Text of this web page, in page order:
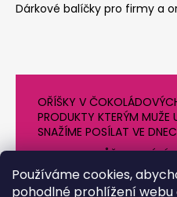
Používáme cookies,
pohodlné prohlížení
Dárkové balíčky pro firmy a
OŘÍŠKY V
PRODUKTY KTERÝM MUŽE
SNAŽÍME POSÍLAT VE
PROTO SE MŮŽE DODÁNÍ
DĚKUJEME ZA POCHOPENÍ